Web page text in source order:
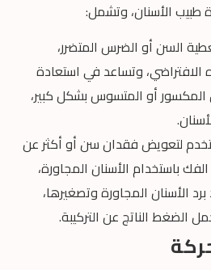
طبيب الأسنان، وتشمل:
السن أو الضرس المتضرر،
الافتراضي، وتساعد في استعادة
أو المتسوس بشكل كبير،
لتعويض فقدان سن أو أكثر عن
باستخدام الأسنان المجاورة،
الأسنان المجاورة وتصغيرها،
الضغط الناتج عن التركيبة.